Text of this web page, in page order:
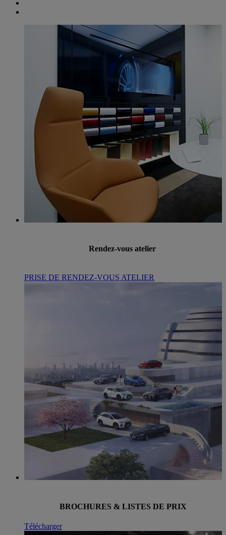
Rendez-vous atelier
PRISE DE RENDEZ-VOUS ATELIER
BROCHURES & LISTES DE PRIX
Télécharger